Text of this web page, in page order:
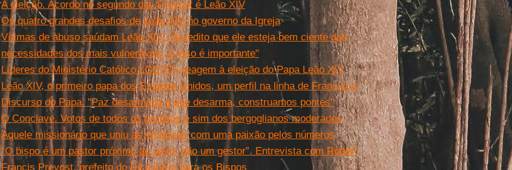
A eleição. Acordo no segundo dia. Prevost é Leão XIV
Os quatro grandes desafios de Leão XIV no governo da Igreja
Vítimas de abuso saúdam Leão XIV: "Acredito que ele esteja bem ciente das
necessidades dos mais vulneráveis, e isso é importante"
Líderes do Ministério Católico LGBTQ+ reagem à eleição do Papa Leão XIV
Leão XIV, o primeiro papa dos Estados Unidos, um perfil na linha de Francisco
Discurso do Papa. "Paz desarmada e que desarma, construamos pontes"
O Conclave. Votos de todos os partidos e sim dos bergoglianos moderados
Aquele missionário que uniu as Américas com uma paixão pelos números
“O bispo é um pastor próximo ao povo, não um gestor”. Entrevista com Robert
Francis Prevost, prefeito do Dicastério para os Bispos